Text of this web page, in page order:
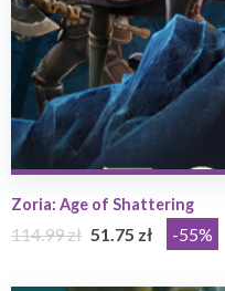
Zoria: Age of Shattering
114.99 zł 51.75 zł -55%